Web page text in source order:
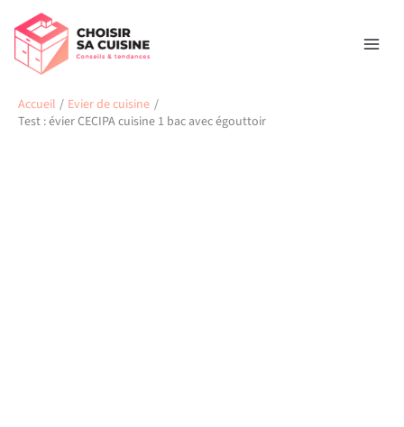
contenu
Accueil
Evier de cuisine
Test : évier CECIPA cuisine 1 bac avec égouttoir
Rechercher